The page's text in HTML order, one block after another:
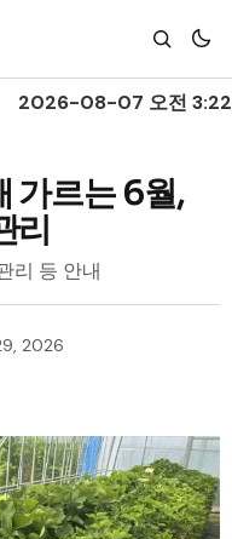
2026-08-07 오전 3:22
가르는 6월,
리
리 등 안내
2026